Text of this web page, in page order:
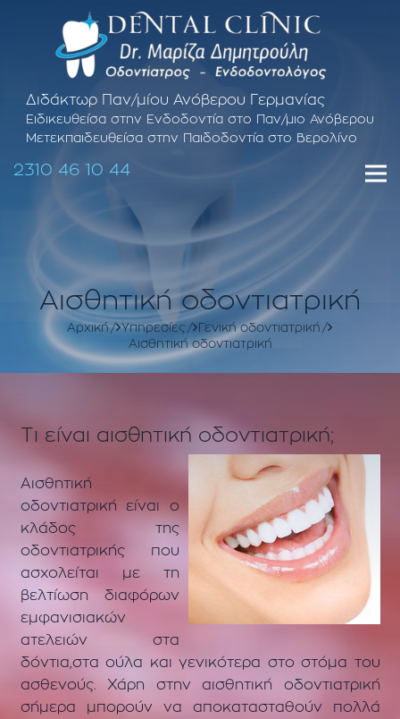
Διδάκτωρ Παν/μίου Ανόβερου Γερμανίας
Ειδικευθείσα στην Ενδοδοντία στο Παν/μιο Ανόβερου
Μετεκπαιδευθείσα στην Παιδοδοντία στο Βερολίνο
2310 46 10 44
Αισθητική οδοντιατρική
Αρχική Υπηρεσίες
Γενική οδοντιατρική
Αισθητική οδοντιατρική
Τι είναι αισθητική οδοντιατρική;
Αισθητική
οδοντιατρική είναι ο
κλάδος της
οδοντιατρικής που
ασχολείται με τη
βελτίωση διαφόρων
εμφανισιακών
ατελειών στα
δόντια,στα ούλα και γενικότερα στο στόμα του
ασθενούς. Χάρη στην αισθητική οδοντιατρική
σήμερα μπορούν να αποκατασταθούν πολλά